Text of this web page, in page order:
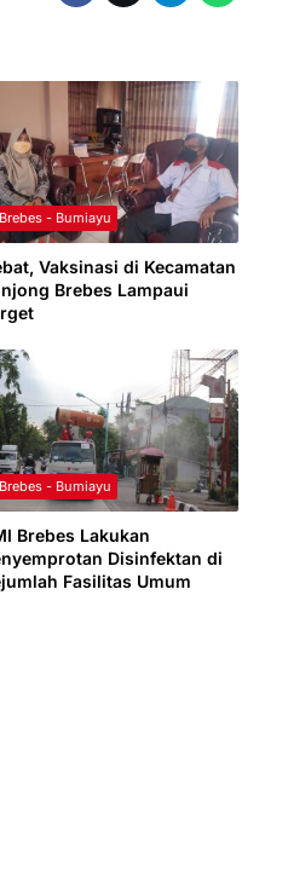
Brebes - Bumiayu
Vaksinasi di Kecamatan
Brebes Lampaui
Brebes - Bumiayu
Brebes Lakukan
Disinfektan di
Fasilitas Umum